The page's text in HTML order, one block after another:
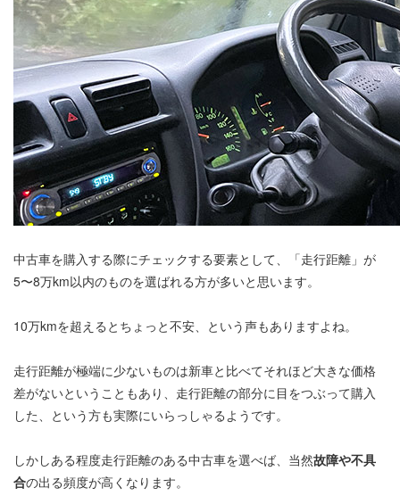
中古車を購入する際にチェックする要素として、「走行距離」が
5〜8万km以内のものを選ばれる方が多いと思います。
10万kmを超えるとちょっと不安、という声もありますよね。
走行距離が極端に少ないものは新車と比べてそれほど大きな価格
差がないということもあり、走行距離の部分に目をつぶって購入
した、という方も実際にいらっしゃるようです。
しかしある程度走行距離のある中古車を選べば、当然故障や不具
合の出る頻度が高くなります。